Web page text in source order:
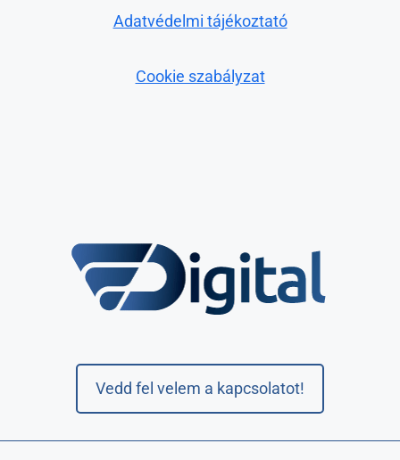
Adatvédelmi tájékoztató
Cookie szabályzat
Vedd fel velem a kapcsolatot!